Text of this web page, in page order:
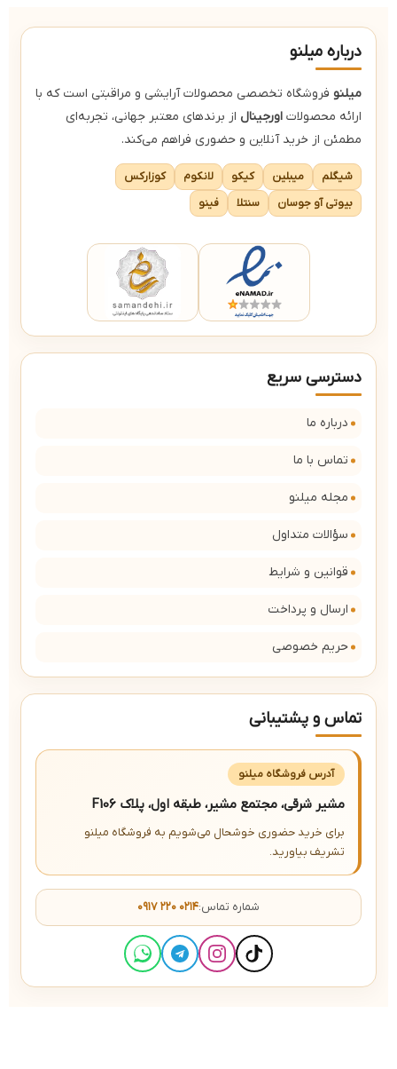
درباره میلنو
میلنو فروشگاه تخصصی محصولات آرایشی و مراقبتی است که با
ارائه محصولات اورجینال از برندهای معتبر جهانی، تجربه‌ای
مطمئن از خرید آنلاین و حضوری فراهم می‌کند.
شیگلم میبلین کیکو لانکوم
کوزارکس
بیوتی آو جوسان
سنتلا فینو
دسترسی سریع
درباره ما
تماس با ما
مجله میلنو
سؤالات متداول
قوانین و شرایط
ارسال و پرداخت
حریم خصوصی
تماس و پشتیبانی
آدرس فروشگاه میلنو
مشیر شرقی، مجتمع مشیر، طبقه اول، پلاک F106
برای خرید حضوری خوشحال می‌شویم به فروشگاه میلنو
تشریف بیاورید.
شماره تماس:۰۹۱۷ ۲۲۰ ۰۲۱۴